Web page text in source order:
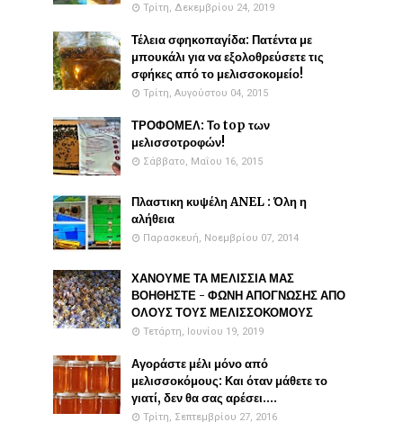
Τρίτη, Δεκεμβρίου 24, 2019
Τέλεια σφηκοπαγίδα: Πατέντα με
μπουκάλι για να εξολοθρεύσετε τις
σφήκες από το μελισσοκομείο!
Τρίτη, Αυγούστου 04, 2015
ΤΡΟΦΟΜΕΛ: Το top των
μελισσοτροφών!
Σάββατο, Μαΐου 16, 2015
Πλαστικη κυψέλη ANEL : Όλη η
αλήθεια
Παρασκευή, Νοεμβρίου 07, 2014
ΧΑΝΟΥΜΕ ΤΑ ΜΕΛΙΣΣΙΑ ΜΑΣ
ΒΟΗΘΗΣΤΕ - ΦΩΝΗ ΑΠΟΓΝΩΣΗΣ ΑΠΟ
ΟΛΟΥΣ ΤΟΥΣ ΜΕΛΙΣΣΟΚΟΜΟΥΣ
Τετάρτη, Ιουνίου 19, 2019
Αγοράστε μέλι μόνο από
μελισσοκόμους: Και όταν μάθετε το
γιατί, δεν θα σας αρέσει....
Τρίτη, Σεπτεμβρίου 27, 2016